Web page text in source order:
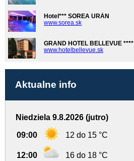
Hotel*** SOREA URÁN
www.sorea.sk
GRAND HOTEL BELLEVUE ****
www.hotelbellevue.sk
Aktualne info
Niedziela 9.8.2026 (jutro)
09:00 12 do 15 °C
12:00 16 do 18 °C